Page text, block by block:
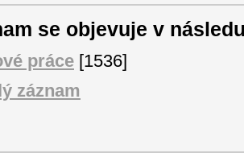
se objevuje v
práce [1536]
záznam